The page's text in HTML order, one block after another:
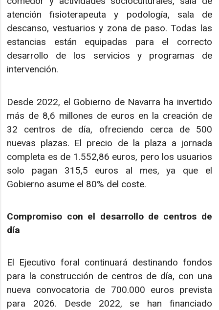
atención fisioterapeuta y podología, sala de
descanso, vestuarios y zona de paso. Todas las
estancias están equipadas para el correcto
desarrollo de los servicios y programas de
intervención.
Desde 2022, el Gobierno de Navarra ha invertido
más de 8,6 millones de euros en la creación de
32 centros de día, ofreciendo cerca de 500
nuevas plazas. El precio de la plaza a jornada
completa es de 1.552,86 euros, pero los usuarios
solo pagan 315,5 euros al mes, ya que el
Gobierno asume el 80% del coste.
Compromiso con el desarrollo de centros de
día
El Ejecutivo foral continuará destinando fondos
para la construcción de centros de día, con una
nueva convocatoria de 700.000 euros prevista
para 2026. Desde 2022, se han financiado